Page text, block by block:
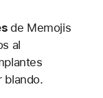
de Memojis
al
blando.